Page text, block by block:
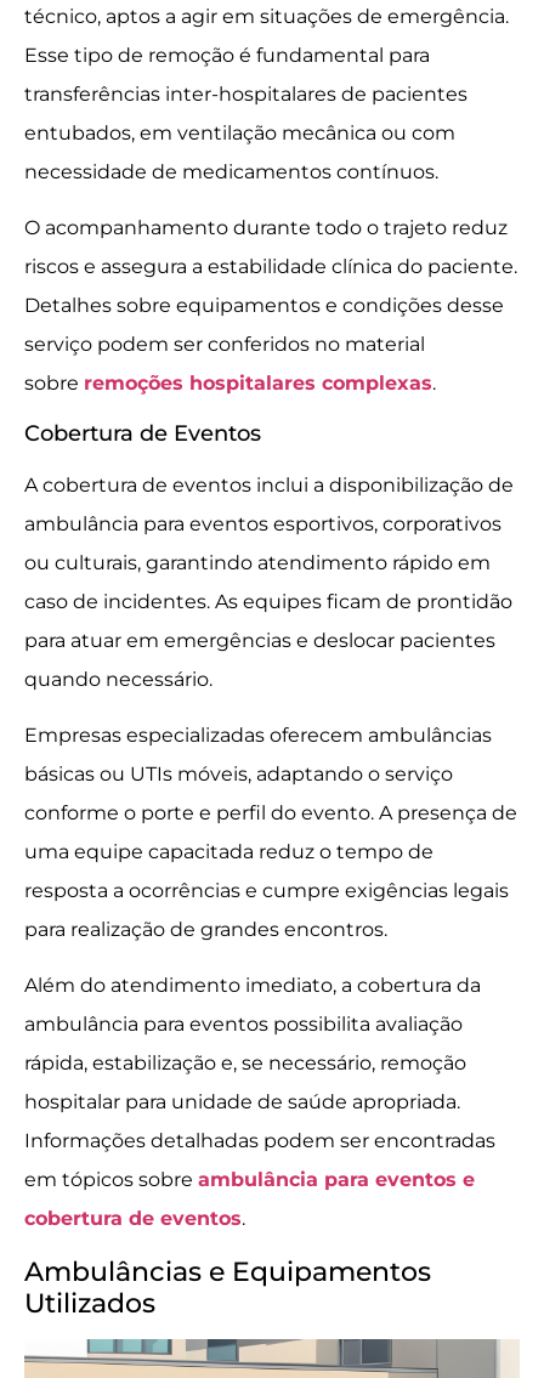
técnico, aptos a agir em situações de emergência.
Esse tipo de remoção é fundamental para
transferências inter-hospitalares de pacientes
entubados, em ventilação mecânica ou com
necessidade de medicamentos contínuos.
O acompanhamento durante todo o trajeto reduz
riscos e assegura a estabilidade clínica do paciente.
Detalhes sobre equipamentos e condições desse
serviço podem ser conferidos no material
sobre remoções hospitalares complexas.
Cobertura de Eventos
A cobertura de eventos inclui a disponibilização de
ambulância para eventos esportivos, corporativos
ou culturais, garantindo atendimento rápido em
caso de incidentes. As equipes ficam de prontidão
para atuar em emergências e deslocar pacientes
quando necessário.
Empresas especializadas oferecem ambulâncias
básicas ou UTIs móveis, adaptando o serviço
conforme o porte e perfil do evento. A presença de
uma equipe capacitada reduz o tempo de
resposta a ocorrências e cumpre exigências legais
para realização de grandes encontros.
Além do atendimento imediato, a cobertura da
ambulância para eventos possibilita avaliação
rápida, estabilização e, se necessário, remoção
hospitalar para unidade de saúde apropriada.
Informações detalhadas podem ser encontradas
em tópicos sobre ambulância para eventos e
cobertura de eventos.
Ambulâncias e Equipamentos
Utilizados